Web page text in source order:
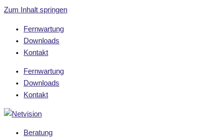
Zum Inhalt springen
Fernwartung
Downloads
Kontakt
Fernwartung
Downloads
Kontakt
Beratung